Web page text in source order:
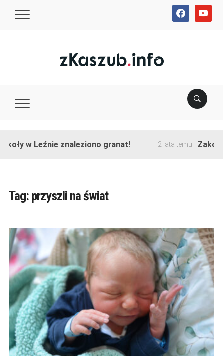
facebookyoutube
w Leźnie znaleziono granat! 2 lata temu
Tag: przyszli na świat